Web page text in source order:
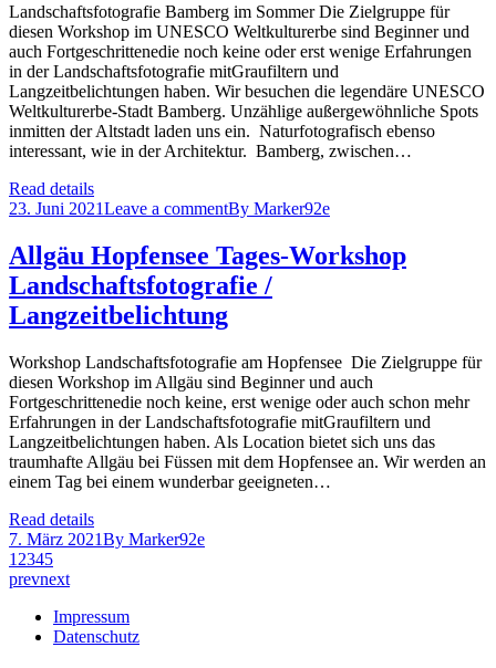
Landschaftsfotografie Bamberg im Sommer Die Zielgruppe für
diesen Workshop im UNESCO Weltkulturerbe sind Beginner und
auch Fortgeschrittenedie noch keine oder erst wenige Erfahrungen
in der Landschaftsfotografie mitGraufiltern und
Langzeitbelichtungen haben. Wir besuchen die legendäre UNESCO
Weltkulturerbe-Stadt Bamberg. Unzählige außergewöhnliche Spots
inmitten der Altstadt laden uns ein. Naturfotografisch ebenso
interessant, wie in der Architektur. Bamberg, zwischen…
Read details
23. Juni 2021Leave a commentBy Marker92e
Allgäu Hopfensee Tages-Workshop
Landschaftsfotografie /
Langzeitbelichtung
Workshop Landschaftsfotografie am Hopfensee Die Zielgruppe für
diesen Workshop im Allgäu sind Beginner und auch
Fortgeschrittenedie noch keine, erst wenige oder auch schon mehr
Erfahrungen in der Landschaftsfotografie mitGraufiltern und
Langzeitbelichtungen haben. Als Location bietet sich uns das
traumhafte Allgäu bei Füssen mit dem Hopfensee an. Wir werden an
einem Tag bei einem wunderbar geeigneten…
Read details
7. März 2021By Marker92e
1 2345
prevnext
Impressum
Datenschutz